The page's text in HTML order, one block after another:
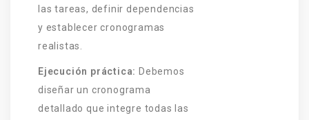
las tareas, definir dependencias
y establecer cronogramas
realistas.
Ejecución práctica: Debemos
diseñar un cronograma
detallado que integre todas las